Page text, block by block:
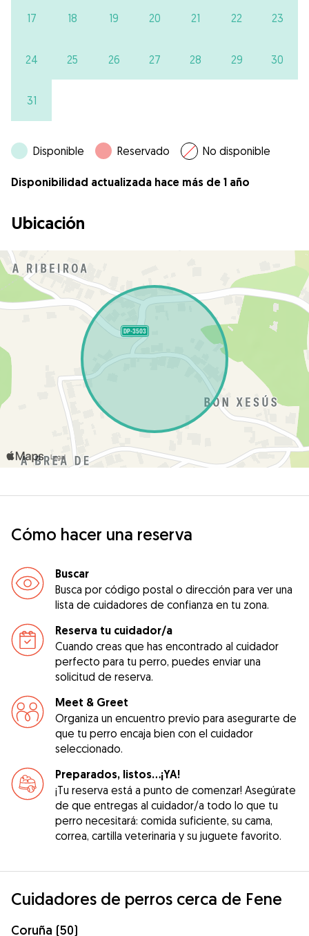
17 18 19 20 21 22 23
24 25 26 27 28 29 30
31
Disponible Reservado No disponible
Disponibilidad actualizada hace más de 1 año
Ubicación
Cómo hacer una reserva
Buscar
Busca por código postal o dirección para ver una
lista de cuidadores de confianza en tu zona.
Reserva tu cuidador/a
Cuando creas que has encontrado al cuidador
perfecto para tu perro, puedes enviar una
solicitud de reserva.
Meet & Greet
Organiza un encuentro previo para asegurarte de
que tu perro encaja bien con el cuidador
seleccionado.
Preparados, listos...¡YA!
¡Tu reserva está a punto de comenzar! Asegúrate
de que entregas al cuidador/a todo lo que tu
perro necesitará: comida suficiente, su cama,
correa, cartilla veterinaria y su juguete favorito.
Cuidadores de perros cerca de Fene
Coruña (50)